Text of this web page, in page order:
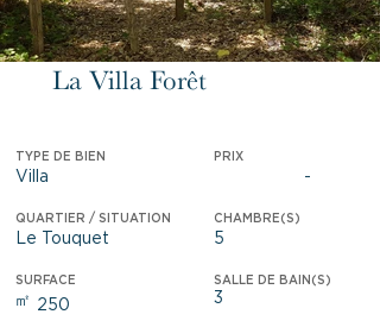
La Villa Forêt
TYPE DE BIEN PRIX
Villa -
QUARTIER / SITUATION CHAMBRE(S)
Le Touquet 5
SURFACE SALLE DE BAIN(S)
㎡ 250 3